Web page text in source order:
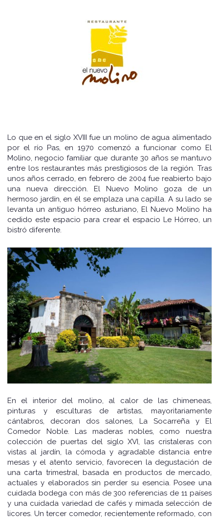
Lo que en el siglo XVIII fue un molino de agua alimentado
por el río Pas, en 1970 comenzó a funcionar como El
Molino, negocio familiar que durante 30 años se mantuvo
entre los restaurantes más prestigiosos de la región. Tras
unos años cerrado, en febrero de 2004 fue reabierto bajo
una nueva dirección. El Nuevo Molino goza de un
hermoso jardín, en él se emplaza una capilla. A su lado se
levanta un antiguo hórreo asturiano, El Nuevo Molino ha
cedido este espacio para crear el espacio Le Hórreo, un
bistró diferente.
En el interior del molino, al calor de las chimeneas,
pinturas y esculturas de artistas, mayoritariamente
cántabros, decoran dos salones, La Socarreña y El
Comedor Noble. Las maderas nobles, como nuestra
colección de puertas del siglo XVI, las cristaleras con
vistas al jardín, la cómoda y agradable distancia entre
mesas y el atento servicio, favorecen la degustación de
una carta trimestral, basada en productos de mercado,
actuales y elaborados sin perder su esencia. Posee una
cuidada bodega con más de 300 referencias de 11 países
y una cuidada variedad de cafés y mimada selección de
licores. Un tercer comedor, recientemente reformado, con